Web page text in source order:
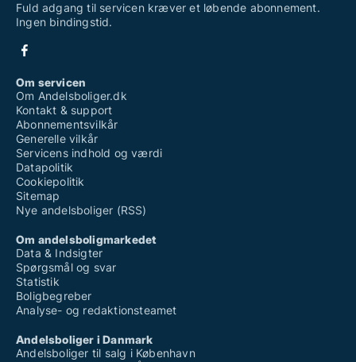
Fuld adgang til servicen kræver et løbende abonnement.
Ingen bindingstid.
Om servicen
Om Andelsboliger.dk
Kontakt & support
Abonnementsvilkår
Generelle vilkår
Servicens indhold og værdi
Datapolitik
Cookiepolitik
Sitemap
Nye andelsboliger (RSS)
Om andelsboligmarkedet
Data & Indsigter
Spørgsmål og svar
Statistik
Boligbegreber
Analyse- og redaktionsteamet
Andelsboliger i Danmark
Andelsboliger til salg i København